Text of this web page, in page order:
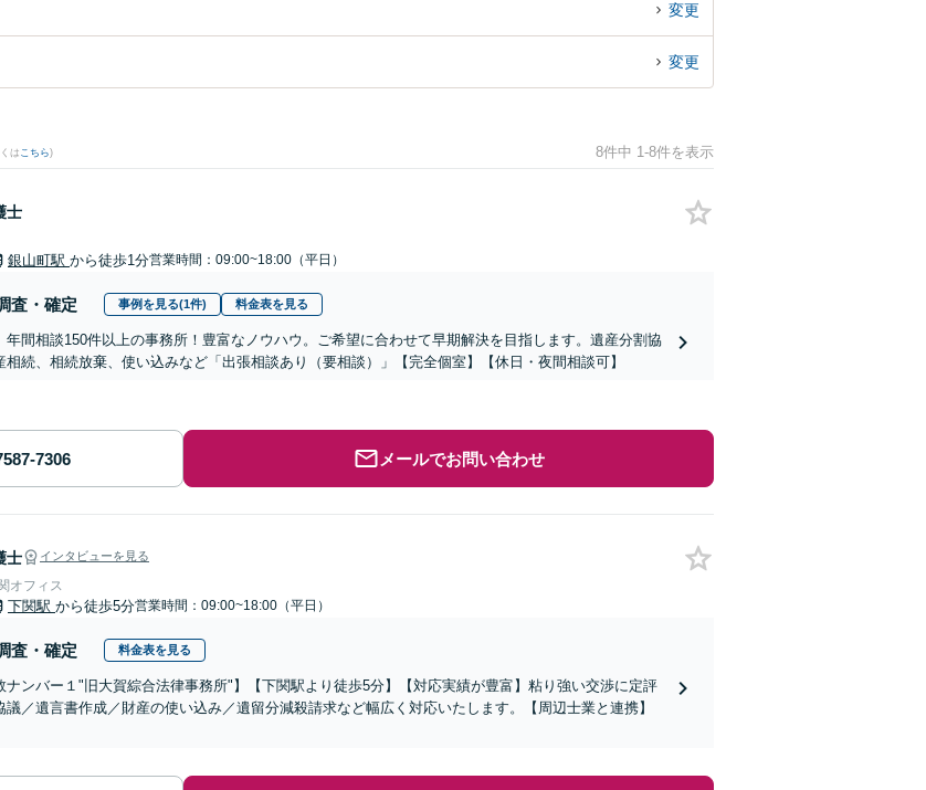
変更
変更
はこちら) 8件中 1-8件を表示
士
銀山町駅 から徒歩1分営業時間：09:00~18:00（平日）
査・確定 事例を見る(1件) 料金表を見る
年間相談150件以上の事務所！豊富なノウハウ。ご希望に合わせて早期解決を目指します。遺産分割協
相続、相続放棄、使い込みなど「出張相談あり（要相談）」【完全個室】【休日・夜間相談可】
メールでお問い合わせ
士 インタビューを見る
オフィス
下関駅 から徒歩5分営業時間：09:00~18:00（平日）
査・確定 料金表を見る
ナンバー１"旧大賀綜合法律事務所"】【下関駅より徒歩5分】【対応実績が豊富】粘り強い交渉に定評
議／遺言書作成／財産の使い込み／遺留分減殺請求など幅広く対応いたします。【周辺士業と連携】